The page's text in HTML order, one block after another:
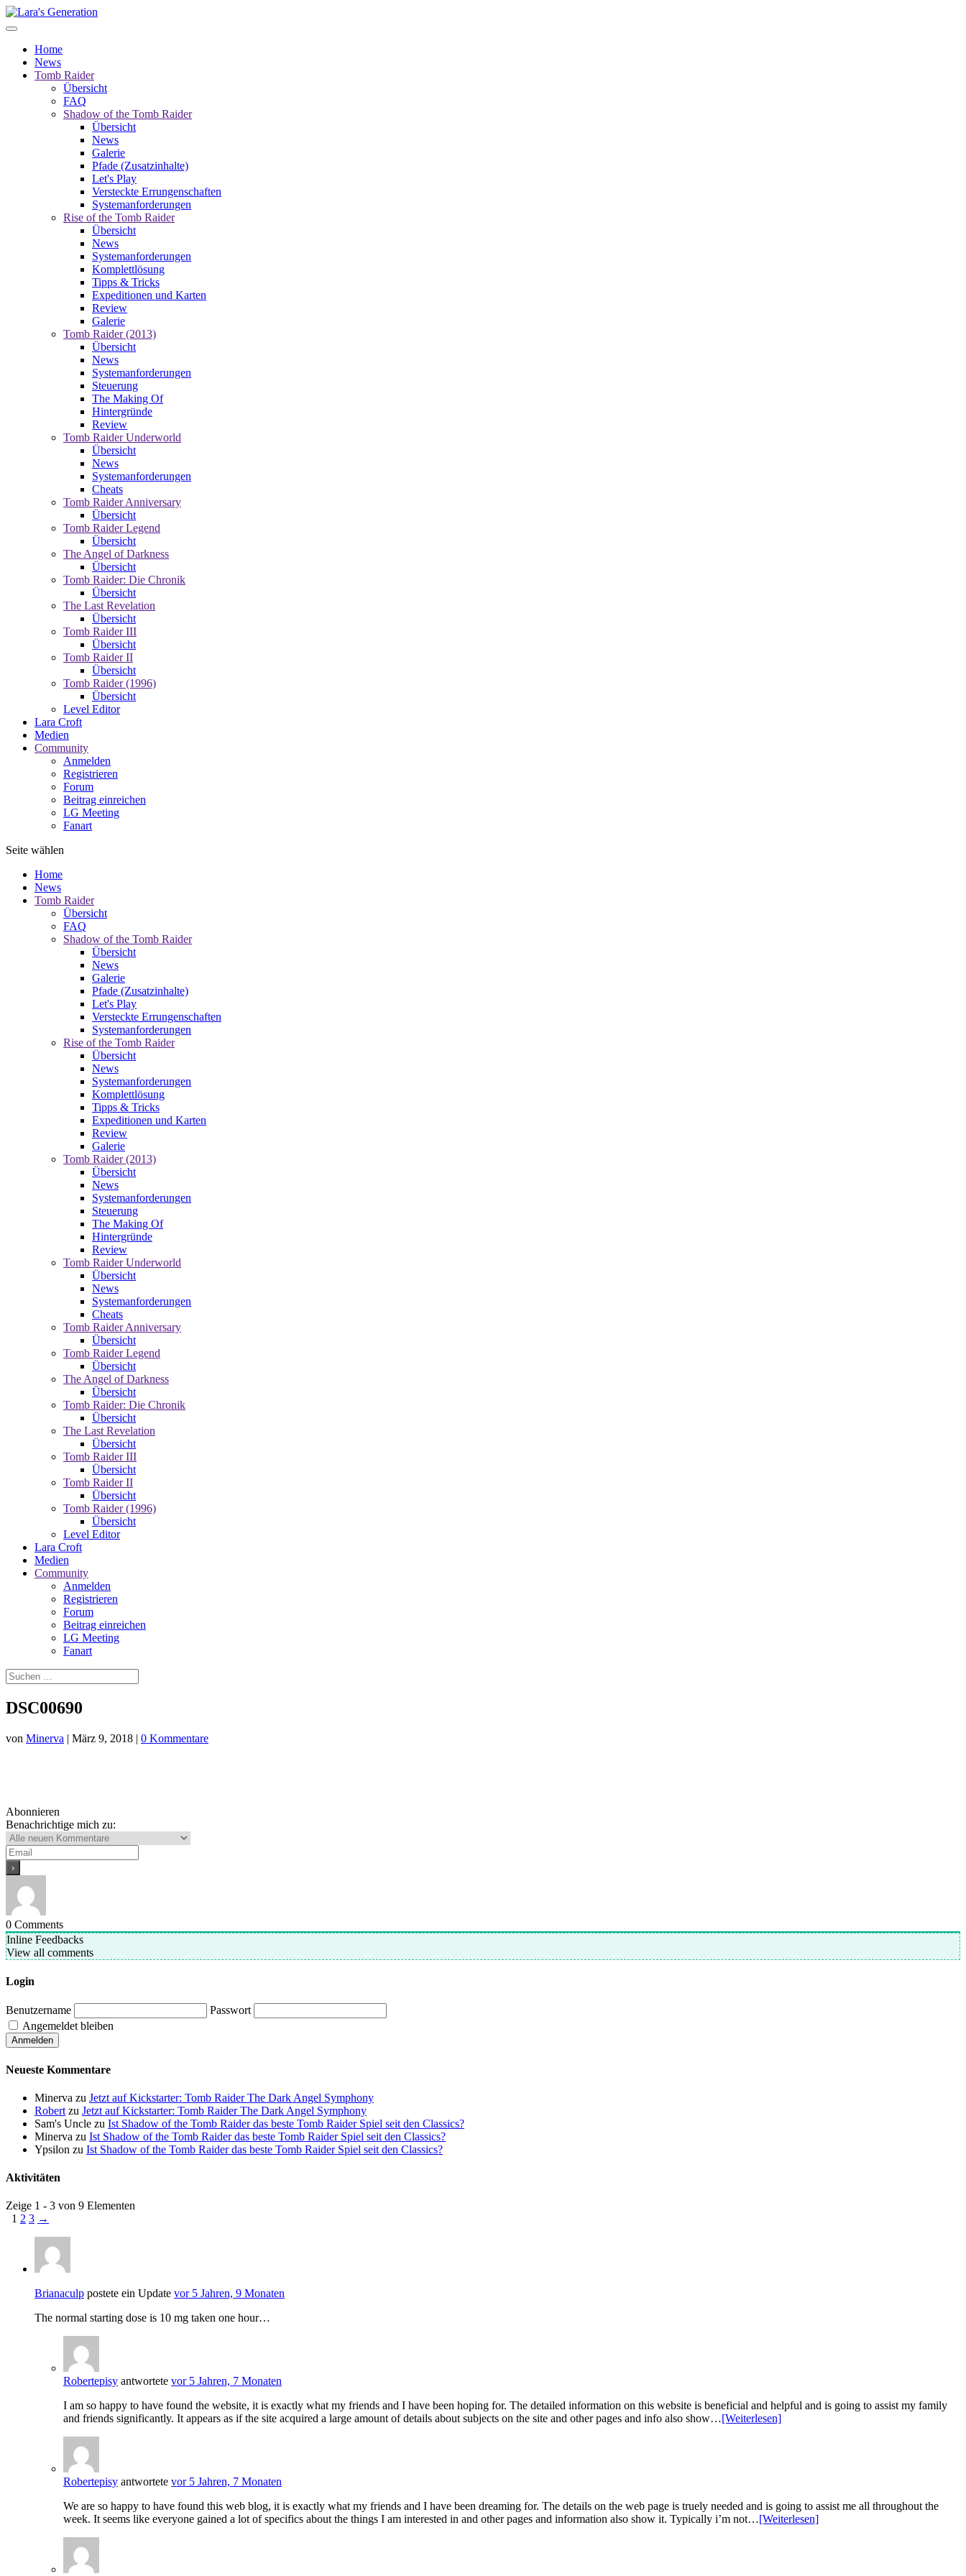
Home
News
Tomb Raider
Übersicht
FAQ
Shadow of the Tomb Raider
Übersicht
News
Galerie
Pfade (Zusatzinhalte)
Let's Play
Versteckte Errungenschaften
Systemanforderungen
Rise of the Tomb Raider
Übersicht
News
Systemanforderungen
Komplettlösung
Tipps & Tricks
Expeditionen und Karten
Review
Galerie
Tomb Raider (2013)
Übersicht
News
Systemanforderungen
Steuerung
The Making Of
Hintergründe
Review
Tomb Raider Underworld
Übersicht
News
Systemanforderungen
Cheats
Tomb Raider Anniversary
Übersicht
Tomb Raider Legend
Übersicht
The Angel of Darkness
Übersicht
Tomb Raider: Die Chronik
Übersicht
The Last Revelation
Übersicht
Tomb Raider III
Übersicht
Tomb Raider II
Übersicht
Tomb Raider (1996)
Übersicht
Level Editor
Lara Croft
Medien
Community
Anmelden
Registrieren
Forum
Beitrag einreichen
LG Meeting
Fanart
Seite wählen
Home
News
Tomb Raider
Übersicht
FAQ
Shadow of the Tomb Raider
Übersicht
News
Galerie
Pfade (Zusatzinhalte)
Let's Play
Versteckte Errungenschaften
Systemanforderungen
Rise of the Tomb Raider
Übersicht
News
Systemanforderungen
Komplettlösung
Tipps & Tricks
Expeditionen und Karten
Review
Galerie
Tomb Raider (2013)
Übersicht
News
Systemanforderungen
Steuerung
The Making Of
Hintergründe
Review
Tomb Raider Underworld
Übersicht
News
Systemanforderungen
Cheats
Tomb Raider Anniversary
Übersicht
Tomb Raider Legend
Übersicht
The Angel of Darkness
Übersicht
Tomb Raider: Die Chronik
Übersicht
The Last Revelation
Übersicht
Tomb Raider III
Übersicht
Tomb Raider II
Übersicht
Tomb Raider (1996)
Übersicht
Level Editor
Lara Croft
Medien
Community
Anmelden
Registrieren
Forum
Beitrag einreichen
LG Meeting
Fanart
DSC00690
von Minerva | März 9, 2018 | 0 Kommentare
Abonnieren
Benachrichtige mich zu:
0 Comments
Inline Feedbacks
View all comments
Login
Benutzername
Passwort
Angemeldet bleiben
Neueste Kommentare
Minerva zu Jetzt auf Kickstarter: Tomb Raider The Dark Angel Symphony
Robert zu Jetzt auf Kickstarter: Tomb Raider The Dark Angel Symphony
Sam's Uncle zu Ist Shadow of the Tomb Raider das beste Tomb Raider Spiel seit den Classics?
Minerva zu Ist Shadow of the Tomb Raider das beste Tomb Raider Spiel seit den Classics?
Ypsilon zu Ist Shadow of the Tomb Raider das beste Tomb Raider Spiel seit den Classics?
Aktivitäten
Zeige 1 - 3 von 9 Elementen
1 2 3 →
Brianaculp postete ein Update vor 5 Jahren, 9 Monaten
The normal starting dose is 10 mg taken one hour…
Robertepisy antwortete vor 5 Jahren, 7 Monaten
I am so happy to have found the website, it is exactly what my friends and I have been hoping for. The detailed information on this website is beneficial and helpful and is going to assist my family
and friends significantly. It appears as if the site acquired a large amount of details about subjects on the site and other pages and info also show…[Weiterlesen]
Robertepisy antwortete vor 5 Jahren, 7 Monaten
We are so happy to have found this web blog, it is exactly what my friends and I have been dreaming for. The details on the web page is truely needed and is going to assist me all throughout the
week. It seems like everyone gained a lot of specifics about the things I am interested in and other pages and information also show it. Typically i’m not…[Weiterlesen]